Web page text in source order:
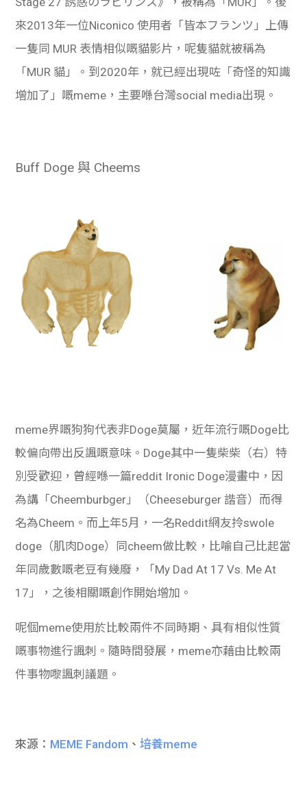
來2013年一位Niconico 使用者「皆本フランツ」上傳
一隻同 MUR 表情相似嘅貓影片，呢隻貓就被稱為
「MUR 貓」。到2020年，就已經出現咗「奇怪的知識
增加了」嘅meme，主要喺台灣social media出現。
Buff Doge 與 Cheems
meme界嘅狗狗代表非Doge莫屬，近年流行嘅Doge比
較偏向帶出反諷嘅意味。Doge其中一隻柴柴（右）特
別受歡迎，曾經喺一篇reddit Ironic Doge漫畫中，因
為講「Cheemburbger」（Cheeseburger 諧音）而得
名為Cheem。而上年5月，一名Reddit網友拎swole
doge（肌肉Doge）同cheem做比較，比喻自己比起當
年同歲數嘅老豆有幾廢，「My Dad At 17 Vs. Me At
17」，之後相關嘅創作開始增加。
呢個meme使用於比較兩件不同時期、具有相似性質
嘅事物進行諷刺。隨時間發展，meme亦藉由比較兩
件事物嚟諷刺議題。
來源： MEME Fandom 、培養meme